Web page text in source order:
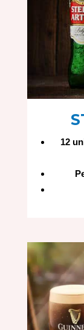
12